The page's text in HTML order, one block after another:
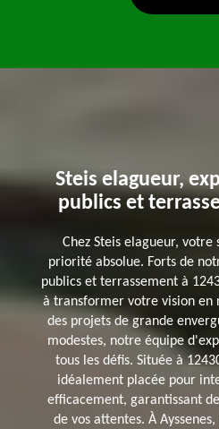
Steis elagueur,
publics et
Chez Steis elagueur,
priorité absolue. Forts de
publics et terrassement à
à transformer votre vision en
des projets de grande
modestes, notre équipe
tous les défis. Située à
idéalement placée pour
efficacement, garantissant
de vos attentes. À